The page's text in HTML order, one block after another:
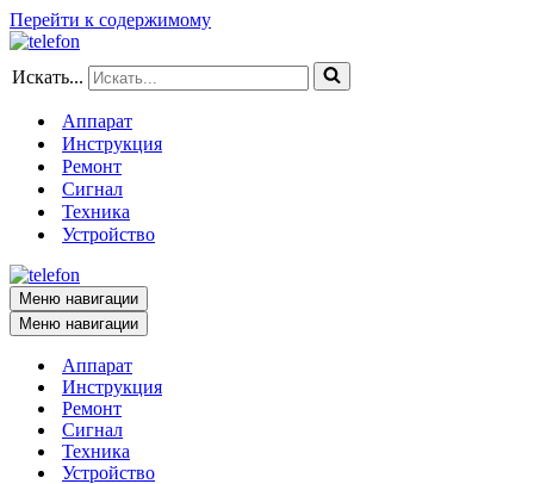
Перейти к содержимому
Искать...
Аппарат
Инструкция
Ремонт
Сигнал
Техника
Устройство
Меню навигации
Меню навигации
Аппарат
Инструкция
Ремонт
Сигнал
Техника
Устройство